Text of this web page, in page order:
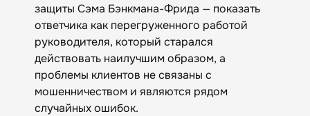
защиты Сэма Бэнкмана-Фрида — показать
ответчика как перегруженного работой
руководителя, который старался
действовать наилучшим образом, а
проблемы клиентов не связаны с
мошенничеством и являются рядом
случайных ошибок.